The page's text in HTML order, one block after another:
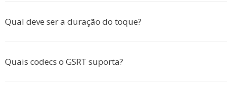
Qual deve ser a duração do toque?
Quais codecs o GSRT suporta?